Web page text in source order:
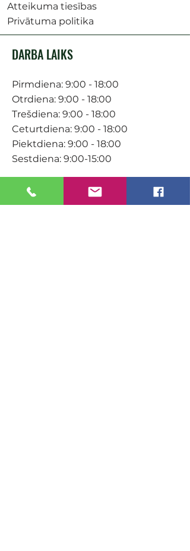
Atteikuma tiesības
Privātuma politika
DARBA LAIKS
Pirmdiena: 9:00 - 18:00
Otrdiena: 9:00 - 18:00
Trešdiena: 9:00 - 18:00
Ceturtdiena: 9:00 - 18:00
Piektdiena: 9:00 - 18:00
Sestdiena: 9:00-15:00